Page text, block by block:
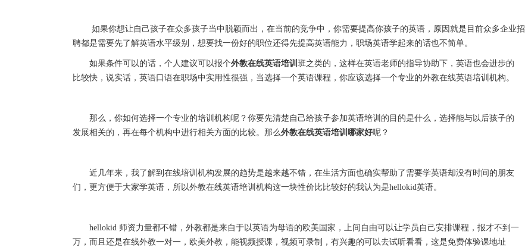
如果你想让自己孩子在众多孩子当中脱颖而出，在当前的竞争中，你需要提高你孩子的英语，原因就是目前众多企业招
聘都是需要先了解英语水平级别，想要找一份好的职位还得先提高英语能力，职场英语学起来的话也不简单。
如果条件可以的话，个人建议可以报个外教在线英语培训 班之类的，这样在英语老师的指导协助下，英语也会进步的
比较快，说实话，英语口语在职场中实用性很强，当选择一个英语课程，你应该选择一个专业的外教在线英语培训机构。
那么，你如何选择一个专业的培训机构呢？你要先清楚自己给孩子参加英语培训的目的是什么，选择能与以后孩子的
发展相关的，再在每个机构中进行相关方面的比较。那么外教在线英语培训哪家好呢？
近几年来，我了解到在线培训机构发展的趋势是越来越不错，在生活方面也确实帮助了需要学英语却没有时间的朋友
们，更方便于大家学英语，所以外教在线英语培训机构这一块性价比比较好的我认为是hellokid英语。
hellokid 师资力量都不错，外教都是来自于以英语为母语的欧美国家，上间自由可以让学员自己安排课程，报才不到一
万，而且还是在线外教一对一，欧美外教，能视频授课，视频可录制，有兴趣的可以去试听看看，这是免费体验课地址